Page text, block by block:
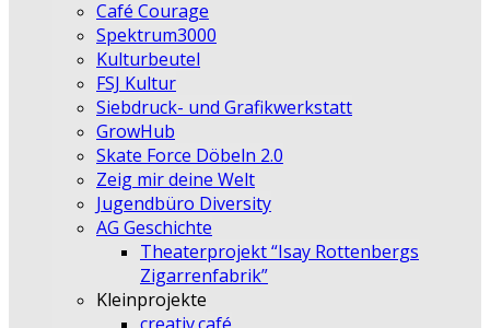
Café Courage
Spektrum3000
Kulturbeutel
FSJ Kultur
Siebdruck- und Grafikwerkstatt
GrowHub
Skate Force Döbeln 2.0
Zeig mir deine Welt
Jugendbüro Diversity
AG Geschichte
Theaterprojekt “Isay Rottenbergs
Zigarrenfabrik”
Kleinprojekte